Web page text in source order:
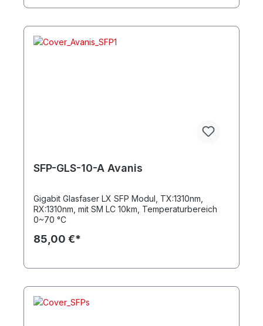
SFP-GLS-10-A Avanis
Gigabit Glasfaser LX SFP Modul, TX:1310nm,
RX:1310nm, mit SM LC 10km, Temperaturbereich
0~70 °C
85,00 €*